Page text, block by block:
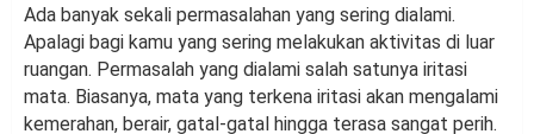
Ada banyak sekali permasalahan yang sering dialami.
Apalagi bagi kamu yang sering melakukan aktivitas di luar
ruangan. Permasalah yang dialami salah satunya iritasi
mata. Biasanya, mata yang terkena iritasi akan mengalami
kemerahan, berair, gatal-gatal hingga terasa sangat perih.